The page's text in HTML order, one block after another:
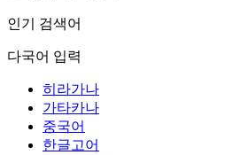
인기 검색어
다국어 입력
히라가나
가타카나
중국어
한글고어